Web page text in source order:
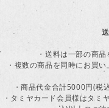
・送料は一部の商
・複数の商品を同時にお買
・商品代金合計5000円(税
・タミヤカード会員様はタミ